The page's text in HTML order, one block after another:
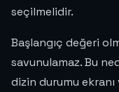
seçilmelidir.
Başlangıç değeri
savunulamaz. Bu
dizin durumu